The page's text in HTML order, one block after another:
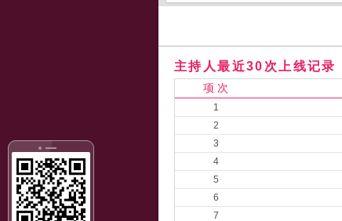
主持人最近30次上线记录
项 次
1
2
3
4
5
6
7